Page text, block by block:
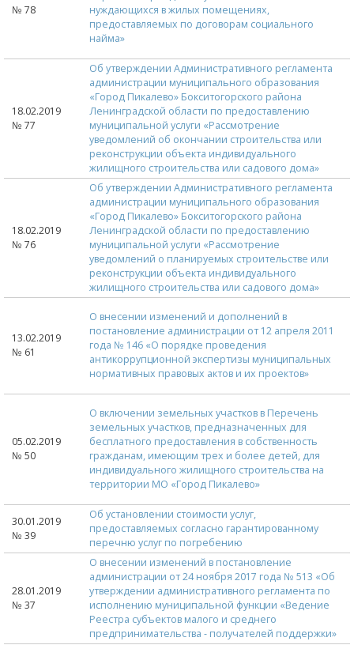
№ 78
нуждающихся в жилых помещениях,
предоставляемых по договорам социального
найма»
18.02.2019
№ 77
Об утверждении Административного регламента
администрации муниципального образования
«Город Пикалево» Бокситогорского района
Ленинградской области по предоставлению
муниципальной услуги «Рассмотрение
уведомлений об окончании строительства или
реконструкции объекта индивидуального
жилищного строительства или садового дома»
18.02.2019
№ 76
Об утверждении Административного регламента
администрации муниципального образования
«Город Пикалево» Бокситогорского района
Ленинградской области по предоставлению
муниципальной услуги «Рассмотрение
уведомлений о планируемых строительстве или
реконструкции объекта индивидуального
жилищного строительства или садового дома»
13.02.2019
№ 61
О внесении изменений и дополнений в
постановление администрации от 12 апреля 2011
года № 146 «О порядке проведения
антикоррупционной экспертизы муниципальных
нормативных правовых актов и их проектов»
05.02.2019
№ 50
О включении земельных участков в Перечень
земельных участков, предназначенных для
бесплатного предоставления в собственность
гражданам, имеющим трех и более детей, для
индивидуального жилищного строительства на
территории МО «Город Пикалево»
30.01.2019
№ 39
Об установлении стоимости услуг,
предоставляемых согласно гарантированному
перечню услуг по погребению
28.01.2019
№ 37
О внесении изменений в постановление
администрации от 24 ноября 2017 года № 513 «Об
утверждении административного регламента по
исполнению муниципальной функции «Ведение
Реестра субъектов малого и среднего
предпринимательства - получателей поддержки»